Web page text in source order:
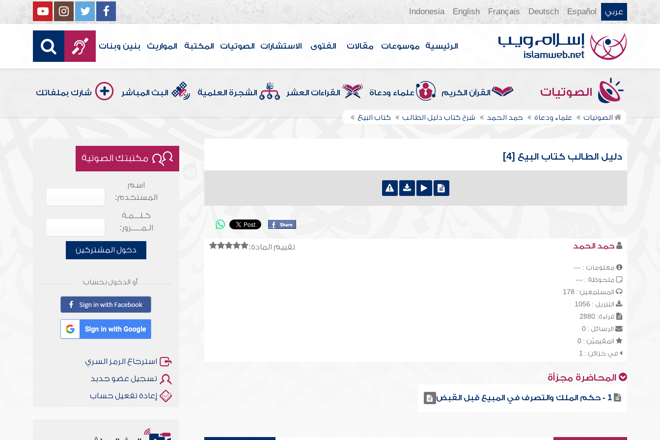
عربي Español
Deutsch
Français
English
Indonesia
الرئيسية موسوعات مقالات الفتوى الاستشارات الصوتيات المكتبة المواريث بنين وبنات
الصوتيات القرآن الكريم علماء ودعاة القراءات العشر الشجرة العلمية البث المباشر شارك بملفاتك
الصوتيات علماء ودعاة حمد الحمد شرح كتاب دليل الطالب كتاب البيع
دليل الطالب كتاب البيع [4]
تقييم المادة: حمد الحمد
معلومات : ---
ملحوظة : ---
المستمعين : 178
التنزيل : 1056
قراءة: 2880
الرسائل : 0
المقيميّن : 0
في خزائن : 1
المحاضرة مجزأة
1 - حكم الملك والتصرف في المبيع قبل القبض
مكتبتك الصوتية
اسم
المستخدم:
كـلـــمـة
الـمـــــرور:
دخول المشتركين
أو الدخول بحساب
استرجاع الرمز السري
تسجيل عضو جديد
إعادة تفعيل حساب